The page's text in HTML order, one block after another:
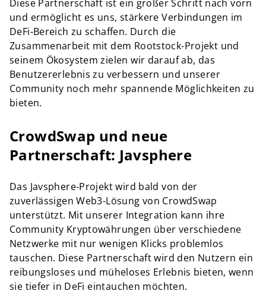
Diese Partnerschaft ist ein großer Schritt nach vorn
und ermöglicht es uns, stärkere Verbindungen im
DeFi-Bereich zu schaffen. Durch die
Zusammenarbeit mit dem Rootstock-Projekt und
seinem Ökosystem zielen wir darauf ab, das
Benutzererlebnis zu verbessern und unserer
Community noch mehr spannende Möglichkeiten zu
bieten.
CrowdSwap und neue
Partnerschaft: Javsphere
Das Javsphere-Projekt wird bald von der
zuverlässigen Web3-Lösung von CrowdSwap
unterstützt. Mit unserer Integration kann ihre
Community Kryptowährungen über verschiedene
Netzwerke mit nur wenigen Klicks problemlos
tauschen. Diese Partnerschaft wird den Nutzern ein
reibungsloses und müheloses Erlebnis bieten, wenn
sie tiefer in DeFi eintauchen möchten.